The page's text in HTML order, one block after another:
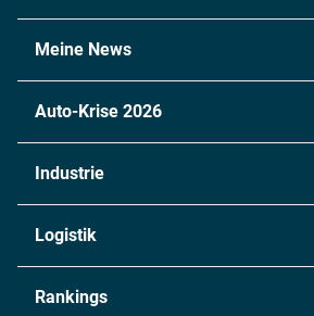
Meine News
Auto-Krise 2026
Industrie
Chemie
Logistik
Rankings